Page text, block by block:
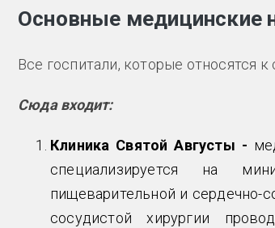
Основные медицинские
Все госпитали, которые относятся
Сюда входит:
Клиника Святой Августы -
специализируется на
пищеварительной и сердечно-
сосудистой хирургии